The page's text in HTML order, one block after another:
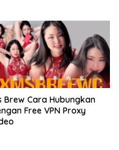
Brew Cara Hubungkan
Free VPN Proxy